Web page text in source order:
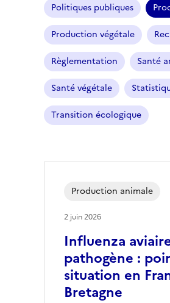
Politiques publiques
Production végétale
Règlementation Santé
Santé végétale
Transition écologique
Influenza
pathogène :
situation en
Bretagne
Production animale
2 juin 2026